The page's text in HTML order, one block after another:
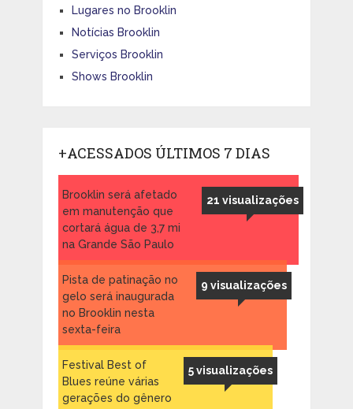
Lugares no Brooklin
Notícias Brooklin
Serviços Brooklin
Shows Brooklin
+ACESSADOS ÚLTIMOS 7 DIAS
21 visualizações
Brooklin será afetado
em manutenção que
cortará água de 3,7 mi
na Grande São Paulo
9 visualizações
Pista de patinação no
gelo será inaugurada
no Brooklin nesta
sexta-feira
5 visualizações
Festival Best of
Blues reúne várias
gerações do gênero